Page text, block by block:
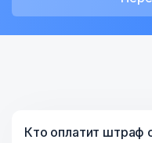
Кто оплатит штраф